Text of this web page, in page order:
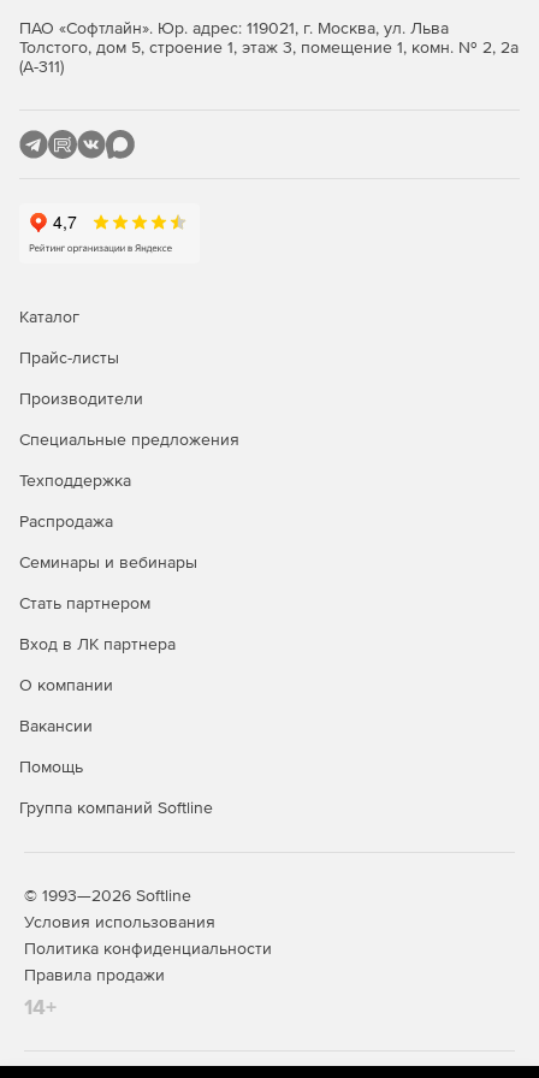
помогает в оценке эффективности работы службы
поддержки и продаж.
ПАО «Софтлайн». Юр. адрес: 119021, г. Москва, ул. Льва
Толстого, дом 5, строение 1, этаж 3, помещение 1, комн. № 2, 2а
(А-311)
Каталог
Прайс-листы
Производители
Специальные предложения
Техподдержка
Распродажа
Семинары и вебинары
Стать партнером
Вход в ЛК партнера
О компании
Вакансии
Помощь
Группа компаний Softline
© 1993—2026 Softline
Условия использования
Политика конфиденциальности
Правила продажи
14+